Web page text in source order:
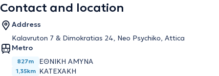
Contact and location
Address
Kalavruton 7 & Dimokratias 24, Neo Psychiko, Attica
Metro
827m ΕΘΝΙΚΗ ΑΜΥΝΑ
1,35km ΚΑΤΕΧΑΚΗ